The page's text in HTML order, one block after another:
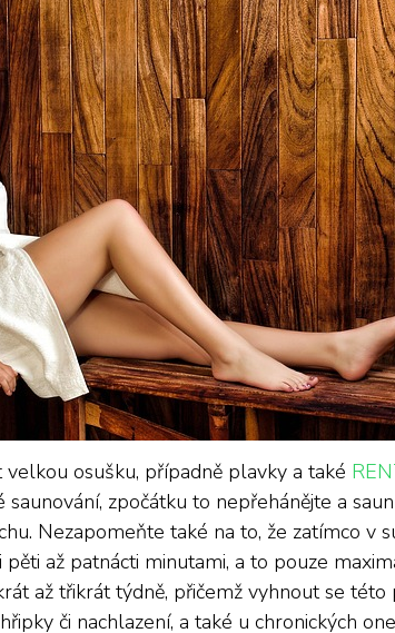
osušku, případně plavky a také
zpočátku to nepřehánějte a
Nezapomeňte také na to, že zatímco v
až patnácti minutami, a to pouze
až třikrát týdně, přičemž vyhnout se
či nachlazení, a také u chronických